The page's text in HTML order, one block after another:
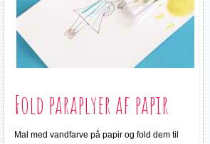
Fold paraplyer af papir
Mal med vandfarve på papir og fold dem til